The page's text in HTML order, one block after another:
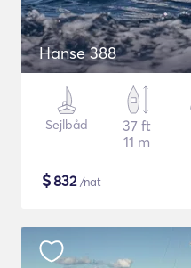
Hanse 388
Sejlbåd
37 ft
11 m
$832/nat